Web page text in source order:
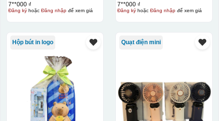
7**000 ₫
Đăng kýhoặc Đăng nhậpđể xem giá
7**000 ₫
Đăng kýhoặc Đăng nhậpđể xem giá
Hộp bút in logo Quạt điện mini